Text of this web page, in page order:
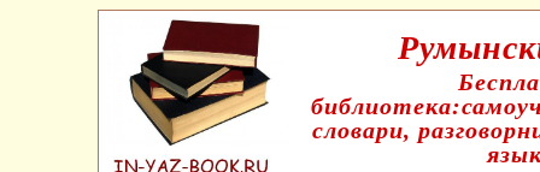
словари,